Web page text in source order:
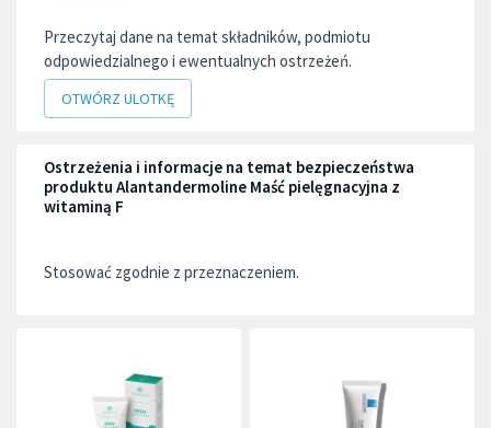
Przeczytaj dane na temat składników, podmiotu
odpowiedzialnego i ewentualnych ostrzeżeń.
OTWÓRZ ULOTKĘ
Ostrzeżenia i informacje na temat bezpieczeństwa
produktu Alantandermoline Maść pielęgnacyjna z
witaminą F
Stosować zgodnie z przeznaczeniem.